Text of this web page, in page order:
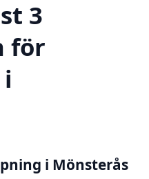
3
för
i Mönsterås